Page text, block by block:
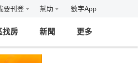
要刊登 幫助 數字App
找房 新聞 更多